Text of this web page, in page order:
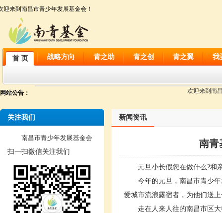
迎来到南昌市青少年发展基金会！
首 页 战略方向 青之助 青之创 青之翼 我
网站公告： 欢迎来到南
关注我们
南昌市青少年发展基金会
扫一扫微信关注我们
新闻资讯
南青
元旦小长假您在做什么?和
今年的元旦，南昌市青少
爱城市流浪露宿者，为他们送
走在人来人往的南昌市区